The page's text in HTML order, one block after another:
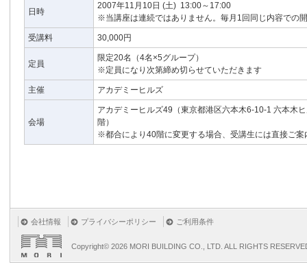
日時
2007年11月10日 (土) 13:00～17:00
※当講座は連続ではありません。毎月1回同じ内容での
受講料 30,000円
定員
限定20名（4名×5グループ）
※定員になり次第締め切らせていただきます
主催 アカデミーヒルズ
会場
アカデミーヒルズ49（東京都港区六本木6-10-1 六本木
階）
※都合により40階に変更する場合、受講生には直接ご案
会社情報 プライバシーポリシー ご利用条件
Copyright© 2026 MORI BUILDING CO., LTD. ALL RIGHTS